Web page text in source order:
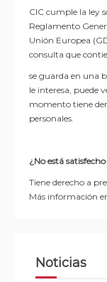
CIC cumple la ley
Reglamento
Unión Europea
consulta que
se guarda en una
le interesa, puede
momento tiene
personales.
¿No está
Tiene derecho a
Más información
Noticias